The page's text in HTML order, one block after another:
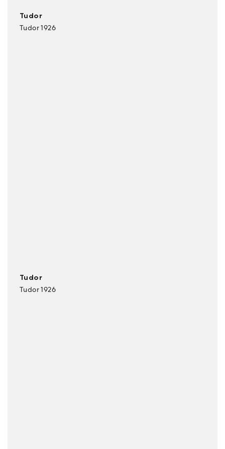
Tudor
Tudor 1926
Tudor
Tudor 1926